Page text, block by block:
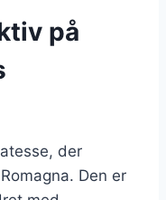
på
der
Den er